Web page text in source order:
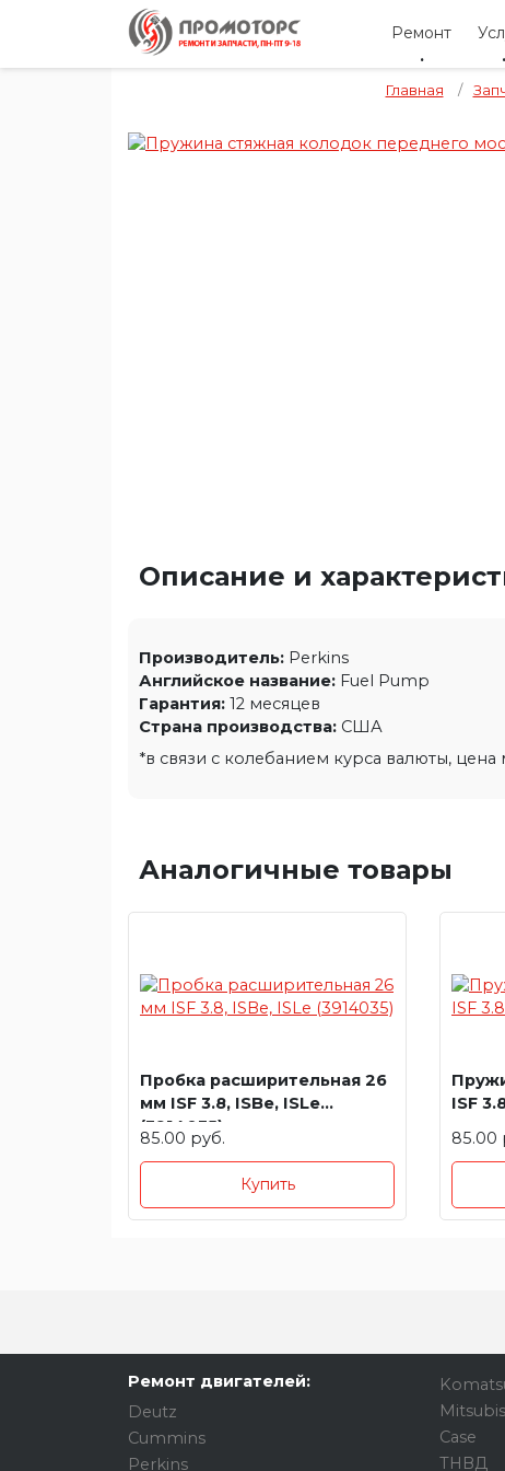
Ремонт
Главная /
Описание и
Производитель: Perkins
Английское название: Fuel Pump
Гарантия: 12 месяцев
Страна производства: США
*в связи с колебанием курса валюты,
Аналогичные товары
Пробка расширительная 26
мм ISF 3.8, ISBe, ISLe
(3914035)
85.00 руб.
Купить
ISF
85.00
Ремонт двигателей:
Deutz
Cummins
Perkins
Case
ТНВД